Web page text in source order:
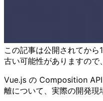
この記事は公開されてか
古い可能性がありますので
Vue.js の Composition
離について、実際の開発現